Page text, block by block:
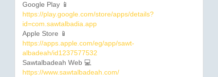
Google Play 📱
https://play.google.com/store/apps/details?
id=com.sawtalbadia.app
Apple Store 📱
https://apps.apple.com/eg/app/sawt-
albadeah/id1237577532
Sawtalbadeah Web 💻
https://www.sawtalbadeah.com/